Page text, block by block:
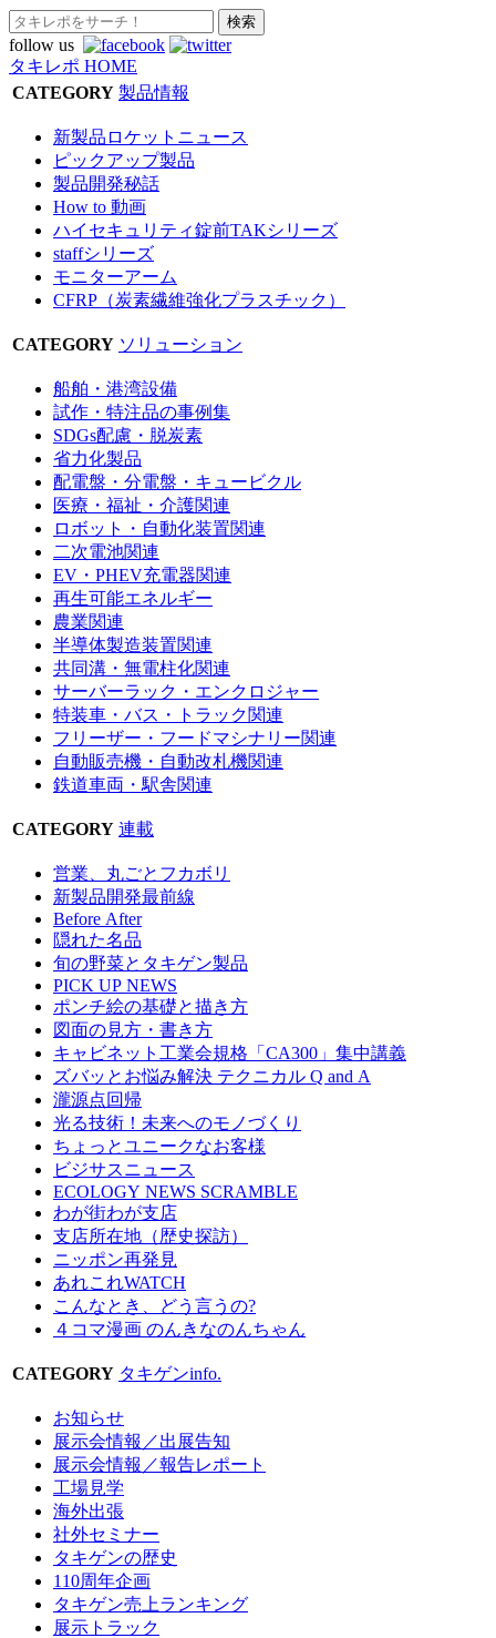
follow us
タキレポ HOME
CATEGORY 製品情報
新製品ロケットニュース
ピックアップ製品
製品開発秘話
How to 動画
ハイセキュリティ錠前TAKシリーズ
staffシリーズ
モニターアーム
CFRP（炭素繊維強化プラスチック）
CATEGORY ソリューション
船舶・港湾設備
試作・特注品の事例集
SDGs配慮・脱炭素
省力化製品
配電盤・分電盤・キュービクル
医療・福祉・介護関連
ロボット・自動化装置関連
二次電池関連
EV・PHEV充電器関連
再生可能エネルギー
農業関連
半導体製造装置関連
共同溝・無電柱化関連
サーバーラック・エンクロジャー
特装車・バス・トラック関連
フリーザー・フードマシナリー関連
自動販売機・自動改札機関連
鉄道車両・駅舎関連
CATEGORY 連載
営業、丸ごとフカボリ
新製品開発最前線
Before After
隠れた名品
旬の野菜とタキゲン製品
PICK UP NEWS
ポンチ絵の基礎と描き方
図面の見方・書き方
キャビネット工業会規格「CA300」集中講義
ズバッとお悩み解決 テクニカル Q and A
瀧源点回帰
光る技術！未来へのモノづくり
ちょっとユニークなお客様
ビジサスニュース
ECOLOGY NEWS SCRAMBLE
わが街わが支店
支店所在地（歴史探訪）
ニッポン再発見
あれこれWATCH
こんなとき、どう言うの?
４コマ漫画 のんきなのんちゃん
CATEGORY タキゲンinfo.
お知らせ
展示会情報／出展告知
展示会情報／報告レポート
工場見学
海外出張
社外セミナー
タキゲンの歴史
110周年企画
タキゲン売上ランキング
展示トラック